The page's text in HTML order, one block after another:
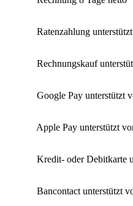
Ratenzahlung
Rechnungskauf
Google Pay unterstützt
Apple Pay unterstützt
Kredit- oder Debitkarte
Bancontact unterstützt